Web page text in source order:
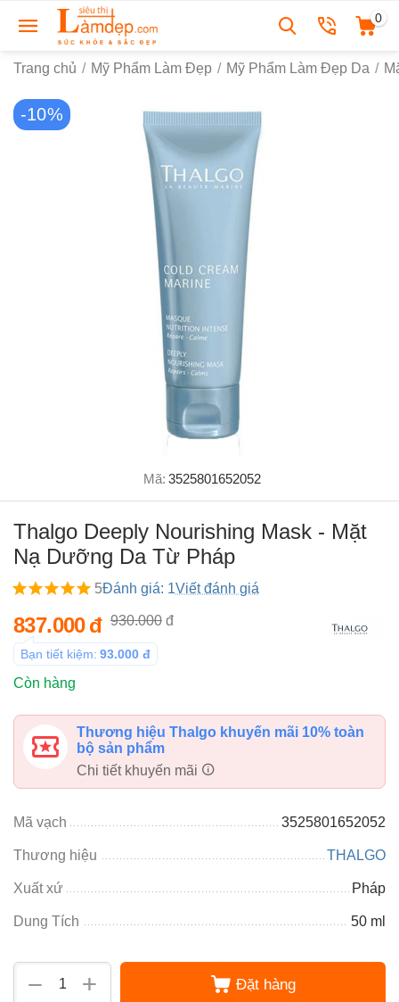
0
Trang chủ / Mỹ Phẩm Làm Đẹp / Mỹ Phẩm Làm Đẹp Da /
-10%
Mã: 3525801652052
Thalgo Deeply Nourishing Mask - Mặt
Nạ Dưỡng Da Từ Pháp
5Đánh giá: 1Viết đánh giá
837.000đ 930.000 đ
Bạn tiết kiệm: 93.000 đ
Còn hàng
Thương hiệu Thalgo khuyến mãi 10% toàn
bộ sản phẩm
Chi tiết khuyến mãi
Mã vạch 3525801652052
Thương hiệu THALGO
Xuất xứ Pháp
Dung Tích 50 ml
+
− Đặt hàng